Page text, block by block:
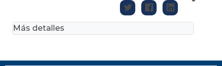
Más detalles